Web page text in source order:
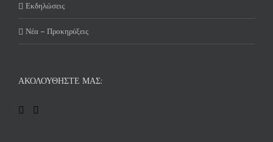
Εκδηλώσεις
Νέα – Προκηρύξεις
ΑΚΟΛΟΥΘΉΣΤΕ ΜΑΣ: